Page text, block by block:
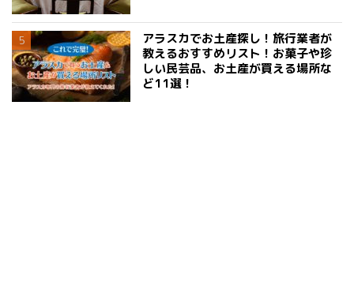
アラスカでお土産探し！旅行業者が
教えるおすすめリスト！お菓子や珍
しい民芸品、お土産が買える場所な
ど11選！